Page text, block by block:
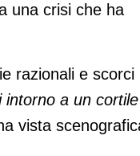
una crisi che ha
razionali e scorci
intorno a un cortile
vista